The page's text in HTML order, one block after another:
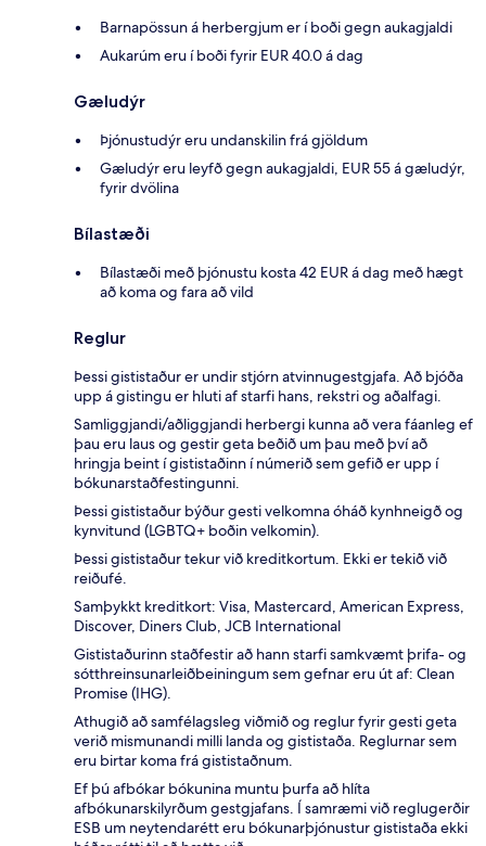
Barnapössun á herbergjum er í boði gegn aukagjaldi
Aukarúm eru í boði fyrir EUR 40.0 á dag
Gæludýr
Þjónustudýr eru undanskilin frá gjöldum
Gæludýr eru leyfð gegn aukagjaldi, EUR 55 á gæludýr,
fyrir dvölina
Bílastæði
Bílastæði með þjónustu kosta 42 EUR á dag með hægt
að koma og fara að vild
Reglur
Þessi gististaður er undir stjórn atvinnugestgjafa. Að bjóða
upp á gistingu er hluti af starfi hans, rekstri og aðalfagi.
Samliggjandi/aðliggjandi herbergi kunna að vera fáanleg ef
þau eru laus og gestir geta beðið um þau með því að
hringja beint í gististaðinn í númerið sem gefið er upp í
bókunarstaðfestingunni.
Þessi gististaður býður gesti velkomna óháð kynhneigð og
kynvitund (LGBTQ+ boðin velkomin).
Þessi gististaður tekur við kreditkortum. Ekki er tekið við
reiðufé.
Samþykkt kreditkort: Visa, Mastercard, American Express,
Discover, Diners Club, JCB International
Gististaðurinn staðfestir að hann starfi samkvæmt þrifa- og
sótthreinsunarleiðbeiningum sem gefnar eru út af: Clean
Promise (IHG).
Athugið að samfélagsleg viðmið og reglur fyrir gesti geta
verið mismunandi milli landa og gististaða. Reglurnar sem
eru birtar koma frá gististaðnum.
Ef þú afbókar bókunina muntu þurfa að hlíta
afbókunarskilyrðum gestgjafans. Í samræmi við reglugerðir
ESB um neytendarétt eru bókunarþjónustur gististaða ekki